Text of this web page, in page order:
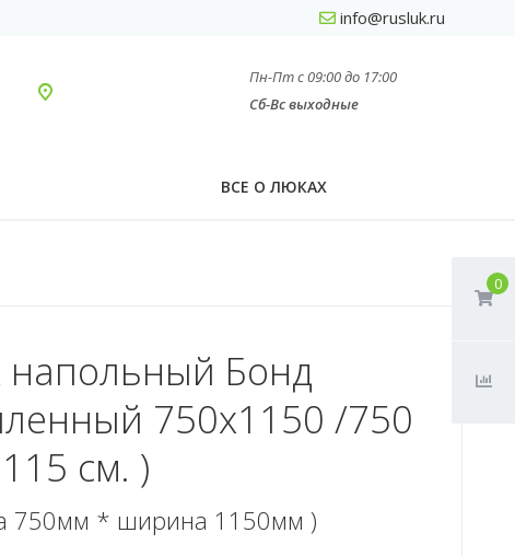
info@rusluk.ru
Пн-Пт с 09:00 до 17:00
Сб-Вс выходные
ВСЕ О ЛЮКАХ
Бонд
750х1150 /750
см. )
750мм * ширина 1150мм )
0